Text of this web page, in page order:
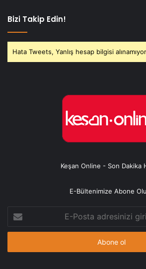
Bizi Takip Edin!
Hata Tweets, Yanlış hesap bilgisi
Keşan Online - Son Dakika
E-Bültenimize Abone
Posta
adresinizi